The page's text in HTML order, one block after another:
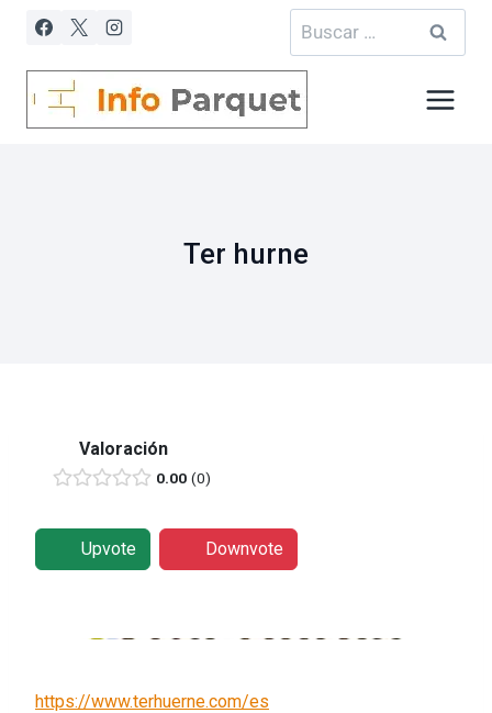
Saltar
contenido
Buscar:
Ter hurne
Valoración
0.00 0
Upvote Downvote
https://www.terhuerne.com/es